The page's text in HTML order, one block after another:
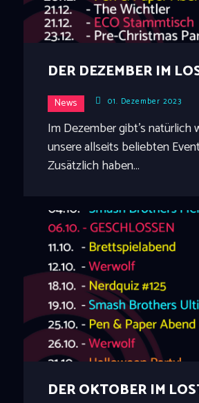
DER DEZEMBER IM
News 01. Dezember 2023
Im Dezember gibt's natürlich
unsere allseits beliebten
Zusätzlich haben…
DER OKTOBER IM